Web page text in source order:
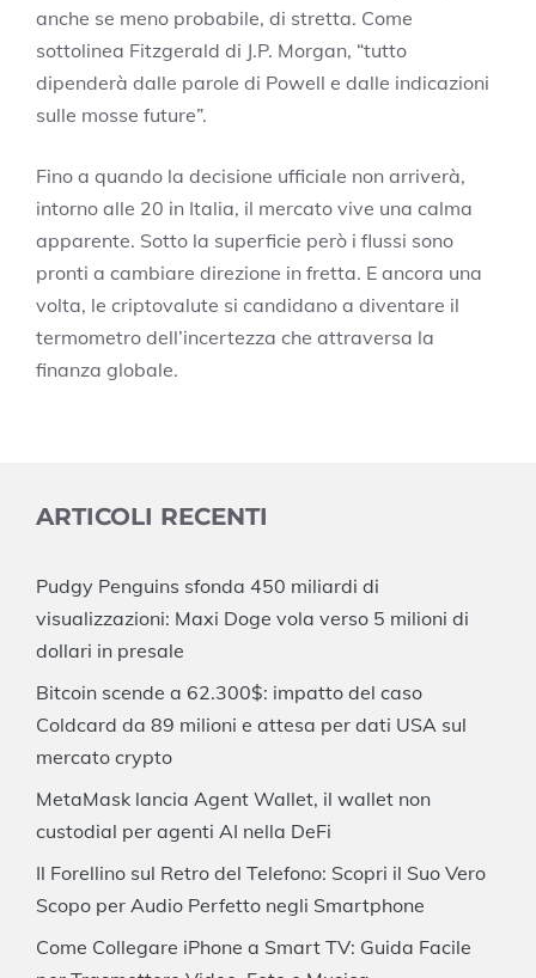
anche se meno probabile, di stretta. Come
sottolinea Fitzgerald di J.P. Morgan, “tutto
dipenderà dalle parole di Powell e dalle indicazioni
sulle mosse future”.
Fino a quando la decisione ufficiale non arriverà,
intorno alle 20 in Italia, il mercato vive una calma
apparente. Sotto la superficie però i flussi sono
pronti a cambiare direzione in fretta. E ancora una
volta, le criptovalute si candidano a diventare il
termometro dell’incertezza che attraversa la
finanza globale.
ARTICOLI RECENTI
Pudgy Penguins sfonda 450 miliardi di
visualizzazioni: Maxi Doge vola verso 5 milioni di
dollari in presale
Bitcoin scende a 62.300$: impatto del caso
Coldcard da 89 milioni e attesa per dati USA sul
mercato crypto
MetaMask lancia Agent Wallet, il wallet non
custodial per agenti AI nella DeFi
Il Forellino sul Retro del Telefono: Scopri il Suo Vero
Scopo per Audio Perfetto negli Smartphone
Come Collegare iPhone a Smart TV: Guida Facile